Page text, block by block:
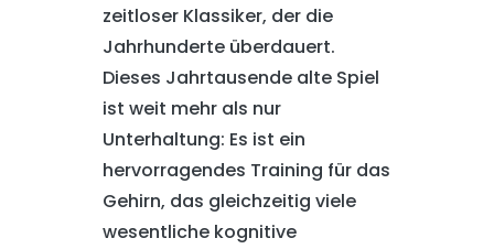
zeitloser Klassiker, der die
Jahrhunderte überdauert.
Dieses Jahrtausende alte Spiel
ist weit mehr als nur
Unterhaltung: Es ist ein
hervorragendes Training für das
Gehirn, das gleichzeitig viele
wesentliche kognitive